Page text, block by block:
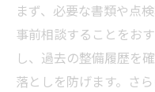
まず、必要な書類や点
事前相談することをお
し、過去の整備履歴を
落としを防げます。さ